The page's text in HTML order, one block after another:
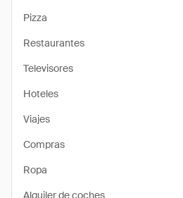
Pizza
Restaurantes
Televisores
Hoteles
Viajes
Compras
Ropa
Alquiler de coches